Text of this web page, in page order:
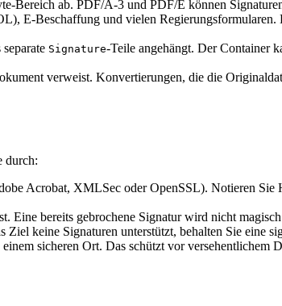
ab. PDF/A‑3 und PDF/E können
E‑Beschaffung und vielen Regierungsformularen.
Signature‑Teile angehängt. Der Container
verweist. Konvertierungen, die die
durch:
Acrobat, XMLSec oder OpenSSL). Notieren Sie
Eine bereits gebrochene Signatur wird nicht
Ziel keine Signaturen unterstützt, behalten Sie
sicheren Ort. Das schützt vor versehentlichem